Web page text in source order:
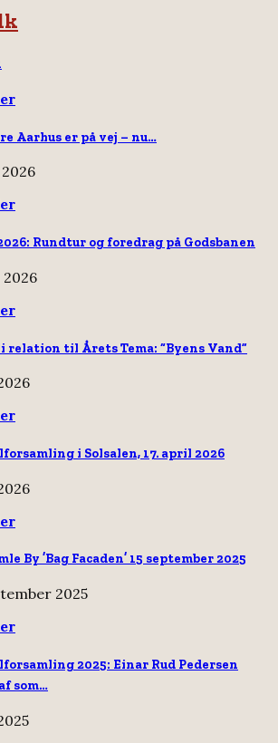
Aarhus er på vej – nu…
Rundtur og foredrag på Godsbanen
2026
relation til Årets Tema: “Byens Vand”
i Solsalen, 17. april 2026
By ’Bag Facaden’ 15 september 2025
2025
2025: Einar Rud Pedersen
som…